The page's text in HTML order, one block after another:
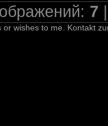
7
wishes to me. Kontakt